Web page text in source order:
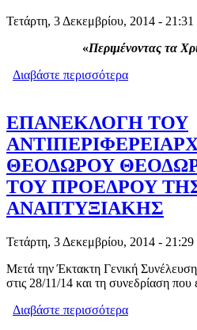
Τετάρτη, 3 Δεκεμβρίου, 2014 - 21:31
«Περιμένοντας τα
Διαβάστε περισσότερα
ΕΠΑΝΕΚΛΟΓΗ ΤΟΥ
ΘΕΟΔΩΡΟΥ
ΤΟΥ ΠΡΟΕΔΡΟΥ
ΑΝΑΠΤΥΞΙΑΚΗΣ
Τετάρτη, 3 Δεκεμβρίου, 2014 - 21:29
Μετά την Έκτακτη Γενική
στις 28/11/14 και τη συνεδρίαση που
Διαβάστε περισσότερα